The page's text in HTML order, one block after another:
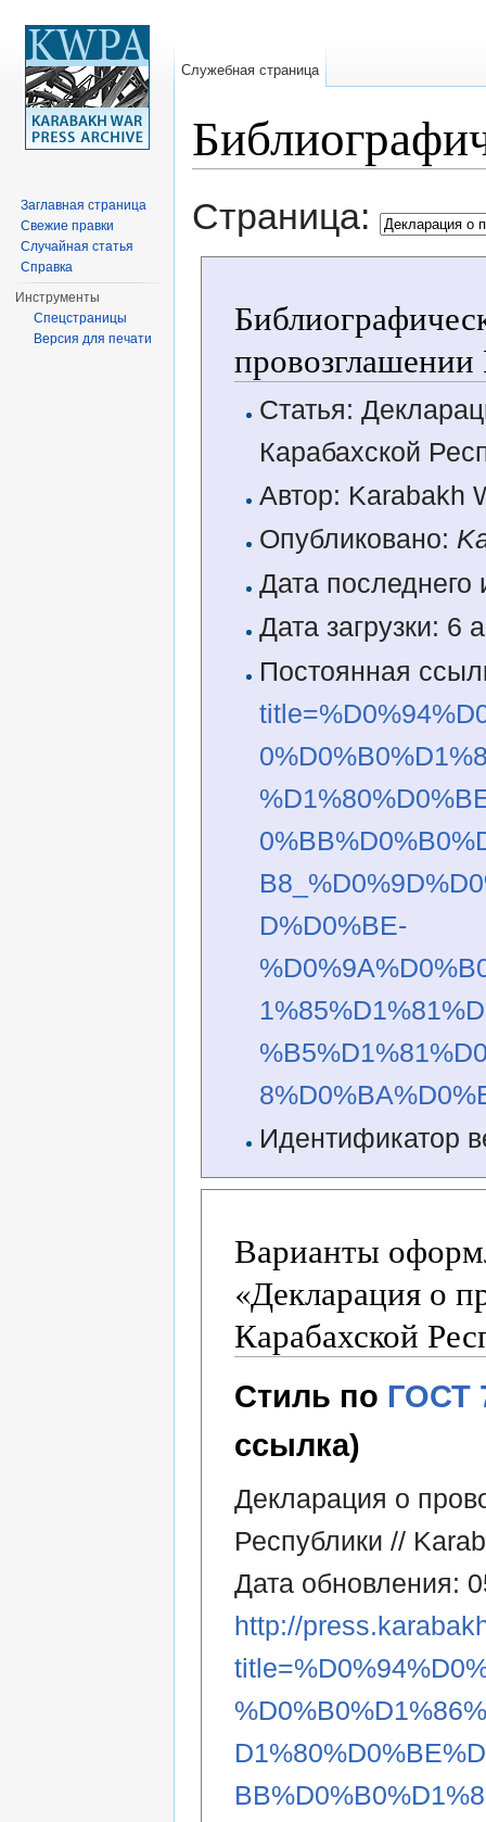
Страница:
Статья:
Карабахской
Автор: Karabakh
Опубликовано:
Дата последнего
Дата загрузки: 6
Постоянная
D%D0%BE-
Идентификатор
Варианты
«Декларация о
Карабахской
Стиль по ГОСТ
ссылка)
Декларация о
Республики //
Дата обновления:
http://
Служебная страница
Заглавная страница
Свежие правки
Случайная статья
Справка
Инструменты
Спецстраницы
Версия для печати